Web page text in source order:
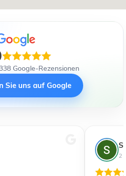
Google-Rezensionen
Sie uns auf Google
2